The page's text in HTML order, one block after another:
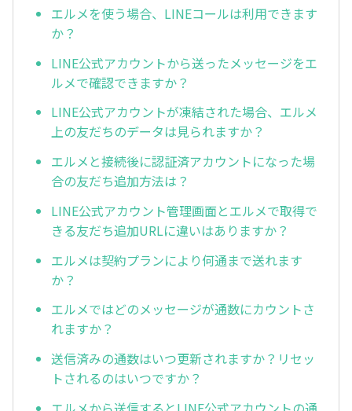
エルメを使う場合、LINEコールは利用できます
か？
LINE公式アカウントから送ったメッセージをエ
ルメで確認できますか？
LINE公式アカウントが凍結された場合、エルメ
上の友だちのデータは見られますか？
エルメと接続後に認証済アカウントになった場
合の友だち追加方法は？
LINE公式アカウント管理画面とエルメで取得で
きる友だち追加URLに違いはありますか？
エルメは契約プランにより何通まで送れます
か？
エルメではどのメッセージが通数にカウントさ
れますか？
送信済みの通数はいつ更新されますか？リセッ
トされるのはいつですか？